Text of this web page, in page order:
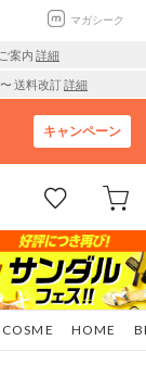
マガシーク
案内 詳細
送料改訂詳細
キャンペーン
COSME HOME